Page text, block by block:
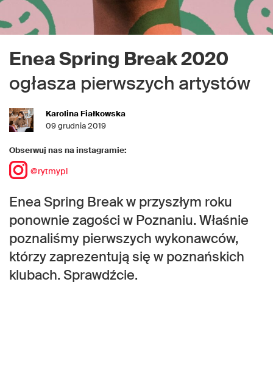
Enea Spring Break 2020
ogłasza pierwszych artystów
Karolina Fiałkowska
09 grudnia 2019
Obserwuj nas na instagramie:
@rytmypl
Enea Spring Break w przyszłym roku
ponownie zagości w Poznaniu. Właśnie
poznaliśmy pierwszych wykonawców,
którzy zaprezentują się w poznańskich
klubach. Sprawdźcie.